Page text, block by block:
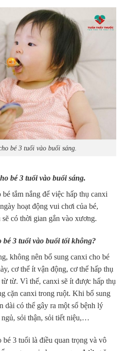
bé 3 tuổi vào buổi sáng.
bé 3 tuổi vào buổi sáng.
tắm nắng để việc hấp thụ canxi
hoạt động vui chơi của bé,
có thời gian gắn vào xương.
bé 3 tuổi vào buổi tối không?
không nên bổ sung canxi cho bé
cơ thể ít vận động, cơ thể hấp thụ
từ. Vì thế, canxi sẽ ít được hấp thụ
cặn canxi trong ruột. Khi bổ sung
dài có thể gây ra một số bệnh lý
sỏi thận, sỏi tiết niệu,…
3 tuổi là điều quan trọng và vô